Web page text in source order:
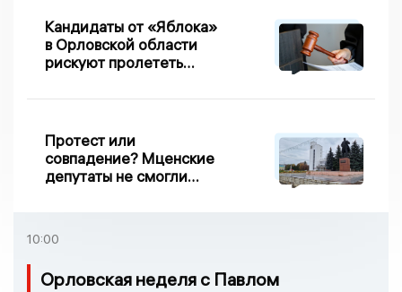
Кандидаты от «Яблока»
в Орловской области
рискуют пролететь
Протест или
совпадение? Мценские
депутаты не смогли
10:00
Орловская неделя с Павлом